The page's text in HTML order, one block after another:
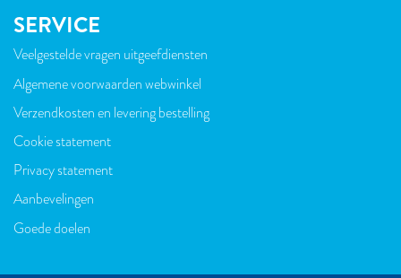
SERVICE
VOET
Veelgestelde vragen uitgeefdiensten
Algemene voorwaarden webwinkel
Verzendkosten en levering bestelling
Cookie statement
Privacy statement
Aanbevelingen
Goede doelen